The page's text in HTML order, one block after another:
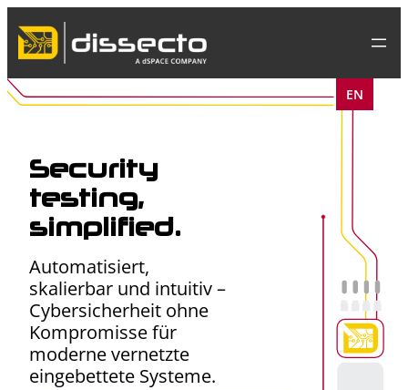
content
EN
Security
testing,
simplified.
Automatisiert,
skalierbar und intuitiv –
Cybersicherheit ohne
Kompromisse für
moderne vernetzte
eingebettete Systeme.